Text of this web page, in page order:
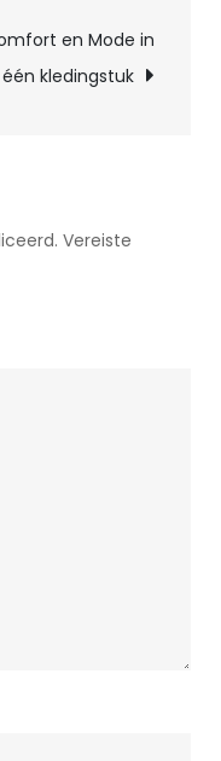
en Mode in
één kledingstuk
Vereiste